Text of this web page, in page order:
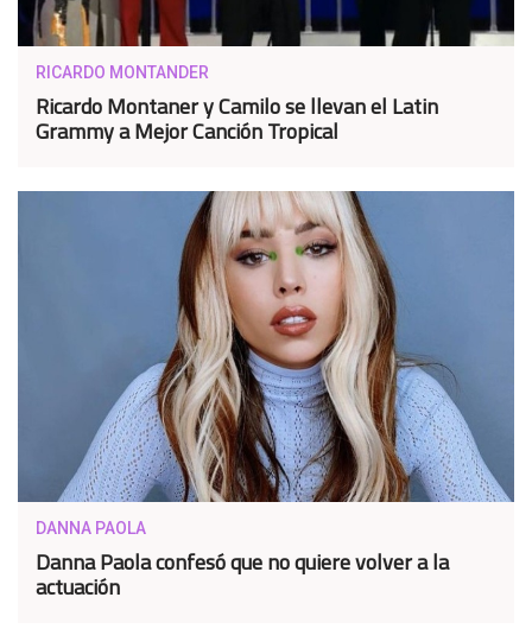
RICARDO MONTANDER
Ricardo Montaner y Camilo se llevan el Latin
Grammy a Mejor Canción Tropical
DANNA PAOLA
Danna Paola confesó que no quiere volver a la
actuación